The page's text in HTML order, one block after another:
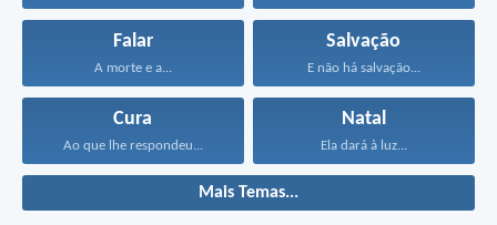
Falar
A morte e a...
Salvação
E não há salvação...
Cura
Ao que lhe respondeu...
Natal
Ela dará à luz...
Mais Temas...